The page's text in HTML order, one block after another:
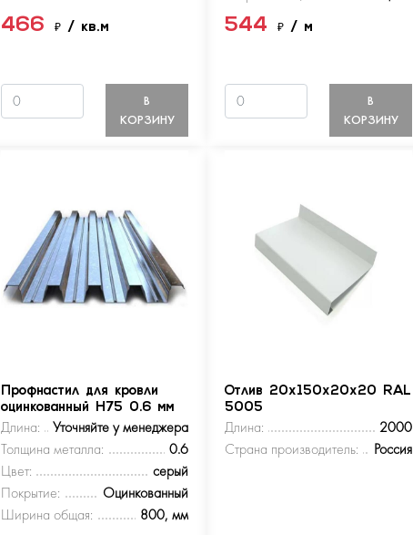
466₽/ кв.м
В
КОРЗИНУ
544₽/ м
В
КОРЗИНУ
Профнастил для кровли
оцинкованный Н75 0.6 мм
Длина:
Уточняйте у менеджера
Толщина металла:
0.6
Цвет:
серый
Покрытие:
Оцинкованный
Ширина общая:
800, мм
Отлив 20х150х20х20 RAL
5005
Длина:
2000
Страна производитель:
Россия